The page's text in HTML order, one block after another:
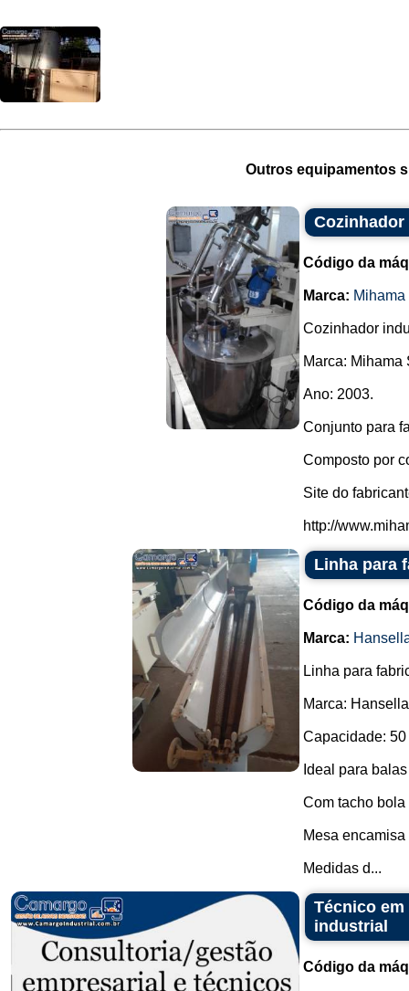
Outros equipamentos
Cozinhador
Código da
Marca:
Cozinhador
Marca: Mihama
Ano: 2003.
Conjunto para
Composto por
Site do
http://
Linha para
Código da
Marca:
Linha para
Marca:
Capacidade: 50
Ideal para
Com tacho
Mesa
Medidas d...
Técnico
industrial
Código da